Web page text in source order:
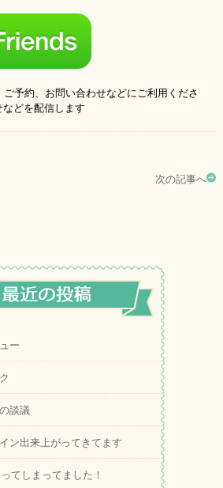
予約、お問い合わせなどにご利用くださ
どを配信します
次の記事へ
ー
談議
ン出来上がってきてます
てしまってました！